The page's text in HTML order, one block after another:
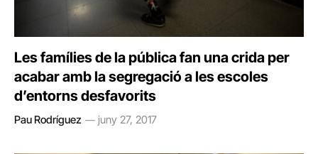
Les famílies de la pública fan una crida per
acabar amb la segregació a les escoles
d’entorns desfavorits
Pau Rodríguez juny 27, 2017